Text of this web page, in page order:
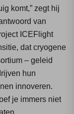
komt,” zegt hij
van
ICEFlight
dat cryogene
– geleid
hun
innoveren.
je immers niet